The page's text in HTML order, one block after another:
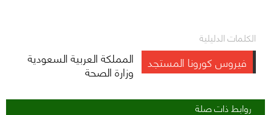
الكلمات الدليلية
المملكة العربية السعودية فيروس كورونا المستجد وزارة الصحة
روابط ذات صلة